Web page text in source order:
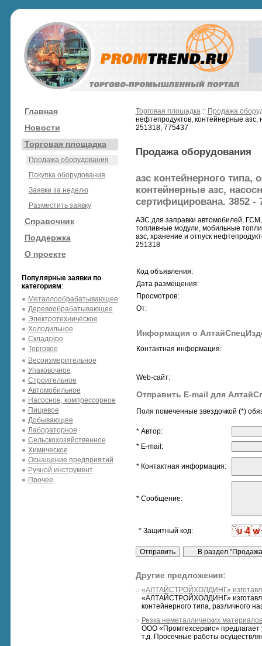
Главная
Новости
Торговая площадка
Продажа оборудования
Покупка оборудования
Заявки за неделю
Разместить заявку
Справочник
Поддержка
О проекте
Популярные заявки по
категориям:
Металлообрабатывающее
Деревообрабатывающее
Электротехническое
Холодильное
Складское
Торговое
Весоизмерительное
Упаковочное
Строительное
Автомобильное
Насосное, компрессорное
Пищевое
Добывающее
Лабораторное
Сельскохозяйственное
Химическое
Оснащение предприятий
Ручной инструмент
Прочее
Торговая площадка:: Продажа
нефтепродуктов, контейнерные
251318, 775437
Продажа оборудования
азс контейнерного
контейнерные азс,
сертифицирована. 3852 -
АЗС для заправки автомобилей, ГСМ,
топливные модули, мобильные
азс, хранение и отпуск
251318
Код объявления:
Дата размещения:
Просмотров:
От:
Информация о
Контактная информация:
Web-сайт:
Отправить E-mail для
Поля помеченные звездочкой (*)
* Автор:
* E-mail:
* Контактная информация:
* Сообщение:
* Защитный код:
Другие предложения:
«АЛТАЙСТРОЙХОЛДИНГ»
«АЛТАЙСТРОЙХОЛДИНГ»
контейнерного типа, различного
Резка неметаллических
ООО «Промтехсервис» предлагает
т.д. Просечные работы